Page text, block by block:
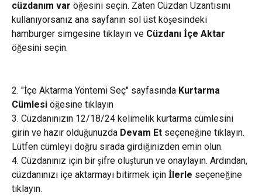
cüzdanım var öğesini seçin. Zaten Cüzdan Uzantısını
kullanıyorsanız ana sayfanın sol üst köşesindeki
hamburger simgesine tıklayın ve Cüzdanı İçe Aktar
öğesini seçin.
2. "İçe Aktarma Yöntemi Seç" sayfasında Kurtarma
Cümlesi öğesine tıklayın
3. Cüzdanınızın 12/18/24 kelimelik kurtarma cümlesini
girin ve hazır olduğunuzda Devam Et seçeneğine tıklayın.
Lütfen cümleyi doğru sırada girdiğinizden emin olun.
4. Cüzdanınız için bir şifre oluşturun ve onaylayın. Ardından,
cüzdanınızı içe aktarmayı bitirmek için İlerle seçeneğine
tıklayın.